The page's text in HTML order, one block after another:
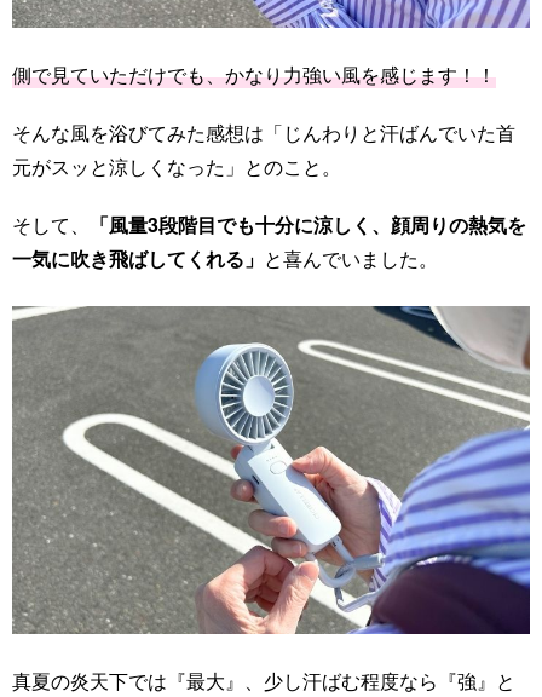
側で見ていただけでも、かなり力強い風を感じます！！
そんな風を浴びてみた感想は「じんわりと汗ばんでいた首
元がスッと涼しくなった」とのこと。
そして、
「風量3段階目でも十分に涼しく、顔周りの熱気を
一気に吹き飛ばしてくれる」 と喜んでいました。
真夏の炎天下では『最大』、少し汗ばむ程度なら『強』と